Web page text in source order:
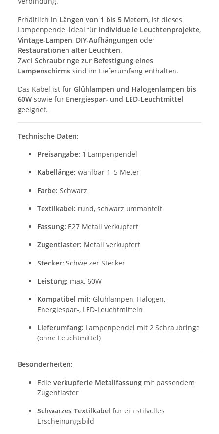
Erhältlich in Längen von 1 bis 5 Metern, ist dieses
Lampenpendel ideal für individuelle Leuchtenprojekte,
Vintage-Lampen, DIY-Aufhängungen oder
Restaurationen alter Leuchten.
Zwei Schraubringe zur Befestigung eines
Lampenschirms sind im Lieferumfang enthalten.
Das Kabel ist für Glühlampen und Halogenlampen bis
60W sowie für Energiespar- und LED-Leuchtmittel
geeignet.
Technische Daten:
Preisangabe: 1 Lampenpendel
Kabellänge: wählbar 1–5 Meter
Farbe: Schwarz
Textilkabel: rund, schwarz ummantelt
Fassung: E27 Metall verkupfert
Zugentlaster: Metall verkupfert
Stecker: Schweizer Stecker
Leistung: max. 60W
Kompatibel mit: Glühlampen, Halogen,
Energiespar-, LED-Leuchtmitteln
Lieferumfang: Lampenpendel mit 2 Schraubringe
(ohne Leuchtmittel)
Besonderheiten:
Edle verkupferte Metallfassung mit passendem
Zugentlaster
Schwarzes Textilkabel für ein stilvolles
Erscheinungsbild